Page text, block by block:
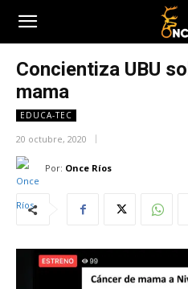
Concientiza UBU
mama
EDUCA-TEC
20 octubre, 2020
Por: Once Ríos